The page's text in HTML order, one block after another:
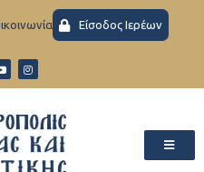
Είσοδος Ιερέων